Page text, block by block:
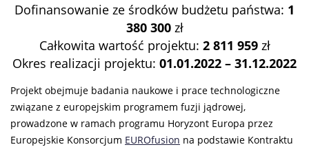
Dofinansowanie ze środków budżetu państwa: 1
380 300zł
Całkowita wartość projektu: 2 811 959zł
Okres realizacji projektu: 01.01.2022 – 31.12.2022
Projekt obejmuje badania naukowe i prace technologiczne
związane z europejskim programem fuzji jądrowej,
prowadzone w ramach programu Horyzont Europa przez
Europejskie Konsorcjum EUROfusion na podstawie Kontraktu